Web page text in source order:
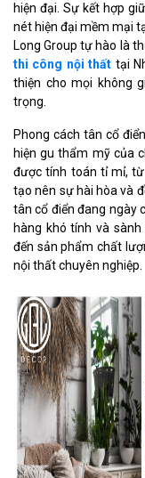
hiện đại. Sự kết hợp
nét hiện đại mềm mại
Long Group tự hào là
thi công nội thất tại
thiện cho mọi không
trọng.
Phong cách tân cổ
hiện gu thẩm mỹ của
được tính toán tỉ mỉ,
tạo nên sự hài hòa và
tân cổ điển đang ngày
hàng khó tính và
đến sản phẩm chất
nội thất chuyên nghiệp.